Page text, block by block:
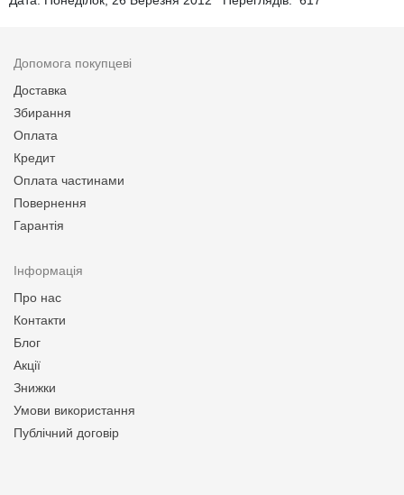
Допомога покупцеві
Доставка
Збирання
Оплата
Кредит
Оплата частинами
Повернення
Гарантія
Інформація
Про нас
Контакти
Блог
Акції
Знижки
Умови використання
Публічний договір